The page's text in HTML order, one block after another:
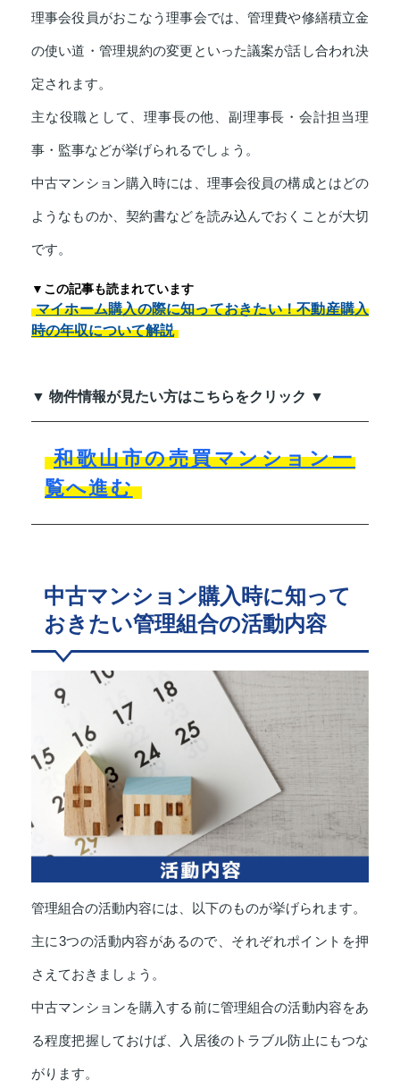
理事会役員がおこなう理事会では、管理費や修繕積立金
の使い道・管理規約の変更といった議案が話し合われ決
定されます。
主な役職として、理事長の他、副理事長・会計担当理
事・監事などが挙げられるでしょう。
中古マンション購入時には、理事会役員の構成とはどの
ようなものか、契約書などを読み込んでおくことが大切
です。
▼この記事も読まれています
マイホーム購入の際に知っておきたい！不動産購入
時の年収について解説
▼ 物件情報が見たい方はこちらをクリック ▼
和歌山市の売買マンション一
覧へ進む
中古マンション購入時に知って
おきたい管理組合の活動内容
管理組合の活動内容には、以下のものが挙げられます。
主に3つの活動内容があるので、それぞれポイントを押
さえておきましょう。
中古マンションを購入する前に管理組合の活動内容をあ
る程度把握しておけば、入居後のトラブル防止にもつな
がります。